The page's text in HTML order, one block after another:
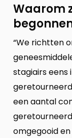
Waarom
“We richtten
stagiairs
een aantal
omgegooid